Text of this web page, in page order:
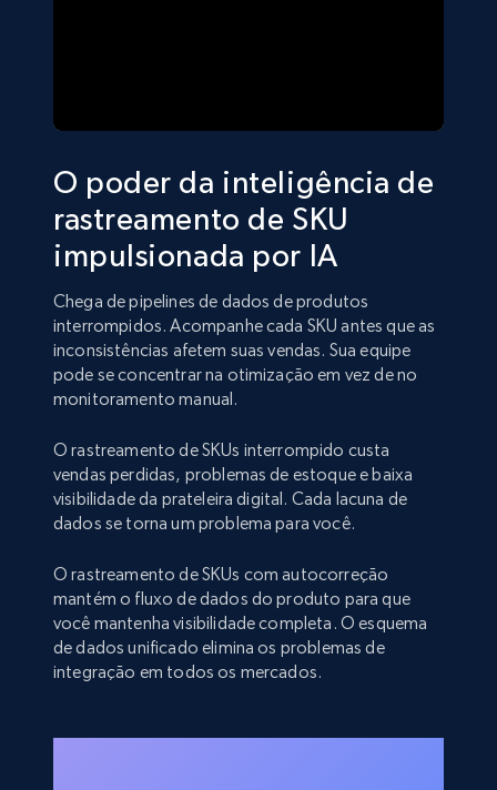
O poder da inteligência de
rastreamento de SKU
impulsionada por IA
Chega de pipelines de dados de produtos
interrompidos. Acompanhe cada SKU antes que as
inconsistências afetem suas vendas. Sua equipe
pode se concentrar na otimização em vez de no
monitoramento manual.
O rastreamento de SKUs interrompido custa
vendas perdidas, problemas de estoque e baixa
visibilidade da prateleira digital. Cada lacuna de
dados se torna um problema para você.
O rastreamento de SKUs com autocorreção
mantém o fluxo de dados do produto para que
você mantenha visibilidade completa. O esquema
de dados unificado elimina os problemas de
integração em todos os mercados.